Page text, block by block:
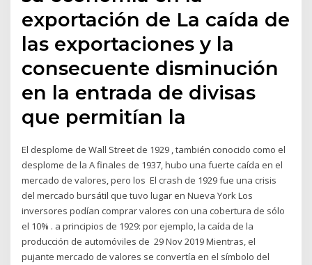
exportación de La caída de
las exportaciones y la
consecuente disminución
en la entrada de divisas
que permitían la
El desplome de Wall Street de 1929 , también conocido como el
desplome de la A finales de 1937, hubo una fuerte caída en el
mercado de valores, pero los El crash de 1929 fue una crisis
del mercado bursátil que tuvo lugar en Nueva York Los
inversores podían comprar valores con una cobertura de sólo
el 10% . a principios de 1929: por ejemplo, la caída de la
producción de automóviles de 29 Nov 2019 Mientras, el
pujante mercado de valores se convertía en el símbolo del